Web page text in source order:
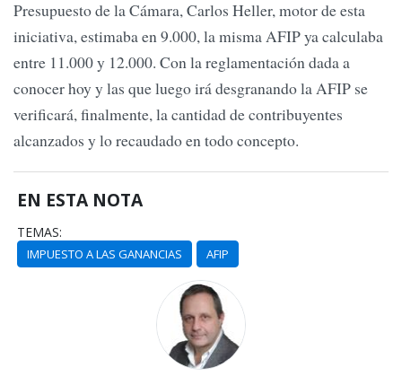
Presupuesto de la Cámara, Carlos Heller, motor de esta
iniciativa, estimaba en 9.000, la misma AFIP ya calculaba
entre 11.000 y 12.000. Con la reglamentación dada a
conocer hoy y las que luego irá desgranando la AFIP se
verificará, finalmente, la cantidad de contribuyentes
alcanzados y lo recaudado en todo concepto.
EN ESTA NOTA
TEMAS:
IMPUESTO A LAS GANANCIAS AFIP